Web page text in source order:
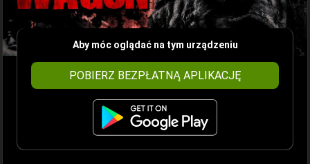
Aby móc oglądać na tym urządzeniu
POBIERZ BEZPŁATNĄ APLIKACJĘ